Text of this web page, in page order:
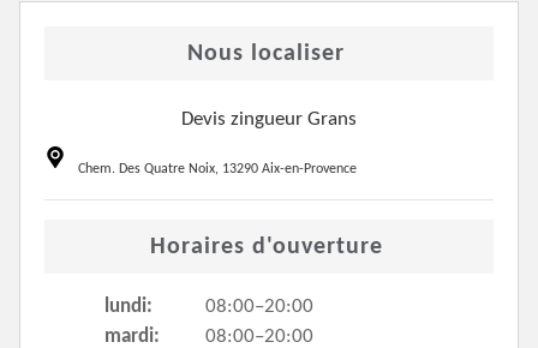
Nous localiser
Devis zingueur Grans
Chem. Des Quatre Noix, 13290 Aix-en-Provence
Horaires d'ouverture
lundi:
08:00–20:00
mardi:
08:00–20:00